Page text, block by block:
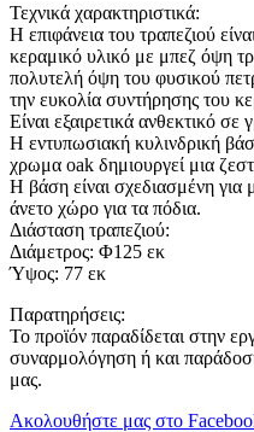
Τεχνικά χαρακτηριστικά:
Η επιφάνεια του τραπεζιού
κεραμικό υλικό με μπεζ όψη
πολυτελή όψη του φυσικού
την ευκολία συντήρησης του
Είναι εξαιρετικά ανθεκτικό σε
Η εντυπωσιακή κυλινδρική
χρωμα oak δημιουργεί μια
Η βάση είναι σχεδιασμένη για
άνετο χώρο για τα πόδια.
Διάσταση τραπεζιού:
Διάμετρος: Φ125 εκ
Ύψος: 77 εκ
Παρατηρήσεις:
Το προϊόν παραδίδεται στην
συναρμολόγηση ή και
μας.
Ακολουθήστε μας στο